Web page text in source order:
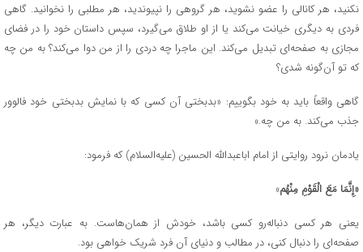
نکنید، هر کانالی را عضو نشوید، هر گروهی را نپیوندید، هر مطلبی را نخوانید. گاهی
فردی به دیگری خیانت می‌کند یا از او طلاق می‌گیرد، سپس داستان خود را در فضای
مجازی به صفحه‌ای تبدیل می‌کند. این ماجرا چه دردی را از من دوا می‌کند؟ به من چه
که تو آن‌گونه شدی؟
گاهی واقعاً باید به خود بگوییم: «بدبختی آن کسی که با نمایش بدبختی خود فالوور
جذب می‌کند. به من چه.»
یادمان نرود روایتی از امام اباعبدالله الحسین (علیه‌السلام) که فرمود:
«إِنَّمَا مَعَ الْقَوْمِ مِنْهُم»
یعنی هر کسی دنباله‌رو کسی باشد، خودش از همان‌هاست. به عبارت دیگر، هر
صفحه‌ای را دنبال کنی، در مطالب و دنیای آن فرد شریک خواهی بود.